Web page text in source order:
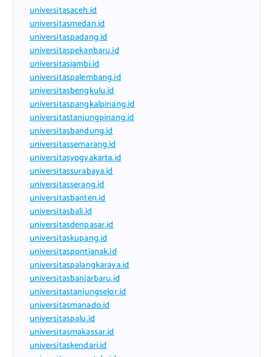
universitasaceh.id
universitasmedan.id
universitaspadang.id
universitaspekanbaru.id
universitasjambi.id
universitaspalembang.id
universitasbengkulu.id
universitaspangkalpinang.id
universitastanjungpinang.id
universitasbandung.id
universitassemarang.id
universitasyogyakarta.id
universitassurabaya.id
universitasserang.id
universitasbanten.id
universitasbali.id
universitasdenpasar.id
universitaskupang.id
universitaspontianak.id
universitaspalangkaraya.id
universitasbanjarbaru.id
universitastanjungselor.id
universitasmanado.id
universitaspalu.id
universitasmakassar.id
universitaskendari.id